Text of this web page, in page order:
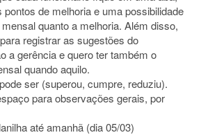
pontos de melhoria e uma possibilidade
quanto a melhoria. Além disso,
registrar as sugestões do
a gerência e quero ter também o
quando aquilo.
ser (superou, cumpre, reduziu).
para observações gerais, por
até amanhã (dia 05/03)